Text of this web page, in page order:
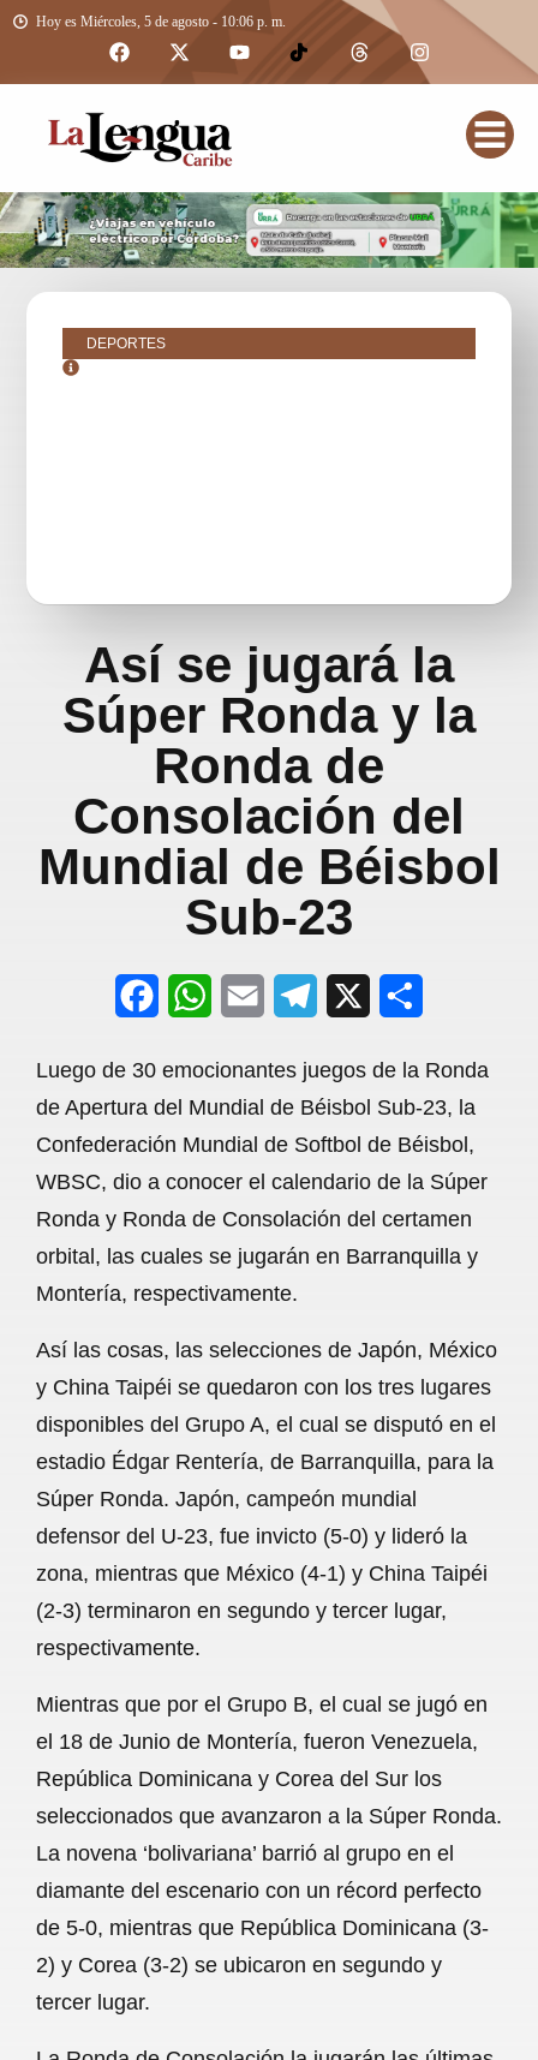
Hoy es Miércoles, 5 de agosto - 10:06 p. m.
DEPORTES
Así se jugará la
Súper Ronda y la
Ronda de
Consolación del
Mundial de Béisbol
Sub-23
c
o
o
k
W
a
A
p
p
a l
r
a
a
Luego de 30 emocionantes juegos de la Ronda
de Apertura del Mundial de Béisbol Sub-23, la
Confederación Mundial de Softbol de Béisbol,
WBSC, dio a conocer el calendario de la Súper
Ronda y Ronda de Consolación del certamen
orbital, las cuales se jugarán en Barranquilla y
Montería, respectivamente.
Así las cosas, las selecciones de Japón, México
y China Taipéi se quedaron con los tres lugares
disponibles del Grupo A, el cual se disputó en el
estadio Édgar Rentería, de Barranquilla, para la
Súper Ronda. Japón, campeón mundial
defensor del U-23, fue invicto (5-0) y lideró la
zona, mientras que México (4-1) y China Taipéi
(2-3) terminaron en segundo y tercer lugar,
respectivamente.
Mientras que por el Grupo B, el cual se jugó en
el 18 de Junio de Montería, fueron Venezuela,
República Dominicana y Corea del Sur los
seleccionados que avanzaron a la Súper Ronda.
La novena ‘bolivariana’ barrió al grupo en el
diamante del escenario con un récord perfecto
de 5-0, mientras que República Dominicana (3-
2) y Corea (3-2) se ubicaron en segundo y
tercer lugar.